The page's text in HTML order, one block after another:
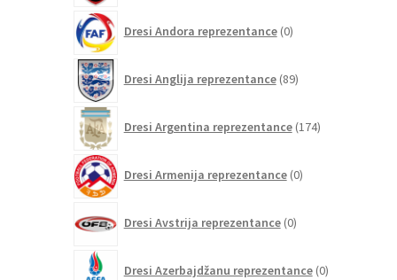
Dresi Andora reprezentance 0izdelkov
Dresi Anglija reprezentance 89izdelkov
Dresi Argentina reprezentance 174izdelkov
Dresi Armenija reprezentance 0izdelkov
Dresi Avstrija reprezentance 0izdelkov
Dresi Azerbajdžanu reprezentance 0